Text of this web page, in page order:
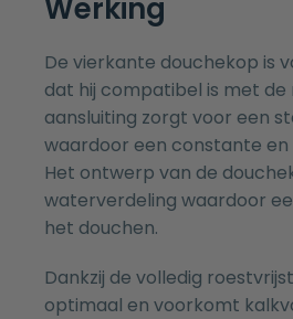
Werking
De vierkante douchekop is
dat hij compatibel is met
aansluiting zorgt voor een
waardoor een constante
Het ontwerp van de
waterverdeling waardoor
het douchen.
Dankzij de volledig
optimaal en voorkomt